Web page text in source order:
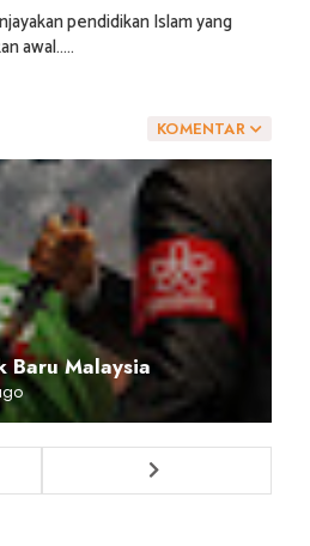
pendidikan Islam yang
awal.....
KOMENTAR
Baru Malaysia